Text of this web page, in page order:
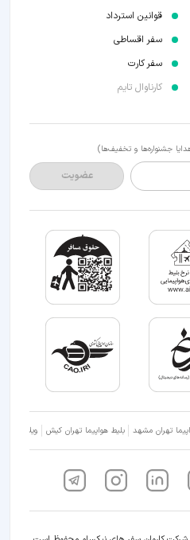
قوانین استرداد
سفر اقساطی
سفر کارت
کارناوال تایم
جشنواره‌ها و تخفیف‌ها)
عضویت
تهران مشهد بلیط هواپیما تهران کیش ویلا شمال